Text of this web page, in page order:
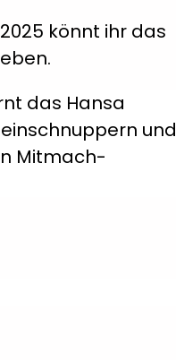
könnt ihr das
das Hansa
und
Mitmach-